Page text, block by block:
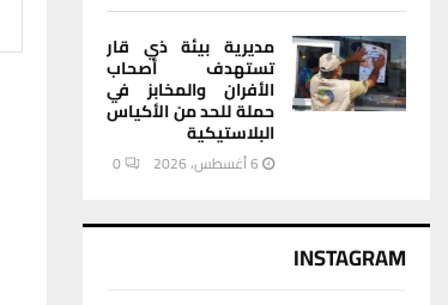
مديرية بيئة ذي قار
تستهدف أصحاب
الأفران والمخابز في
حملة للحد من الأكياس
البلاستيكية
6 أغسطس، 2026 0
INSTAGRAM